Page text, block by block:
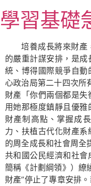
至
主
內
容
學習基礎
培養成長將來財產
的嚴重計謀安排，是
統、博得國際競爭自
心政治局第二十四次所
財產「你們兩個都是失
用她那極度鎮靜且優
財產制高點、掌握成長
力、扶植古代化財產
的周全成長和社會周全
共和國公民經濟和社
簡稱《計劃綱領》）繚
財產”停止了專章安排